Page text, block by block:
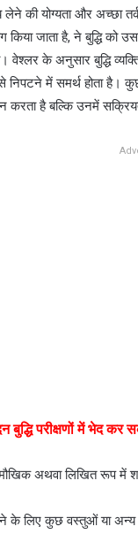
की योग्यता और अच्छा
किया जाता है, ने बुद्धि
वेश्लर के अनुसार बुद्धि
में समर्थ होता है।
है बल्कि उनमें
बुद्धि परीक्षणों में भेद कर
मौखिक अथवा लिखित रूप
के लिए कुछ वस्तुओं या